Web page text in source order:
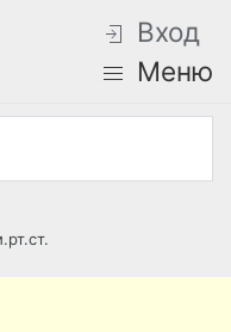
Вход
Меню